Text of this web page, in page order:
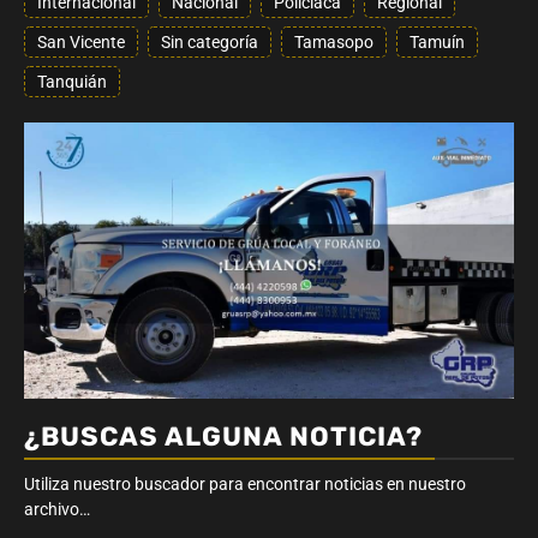
San Vicente Sin categoría Tamasopo Tamuín
Tanquián
¿BUSCAS ALGUNA NOTICIA?
Utiliza nuestro buscador para encontrar noticias en nuestro
archivo…